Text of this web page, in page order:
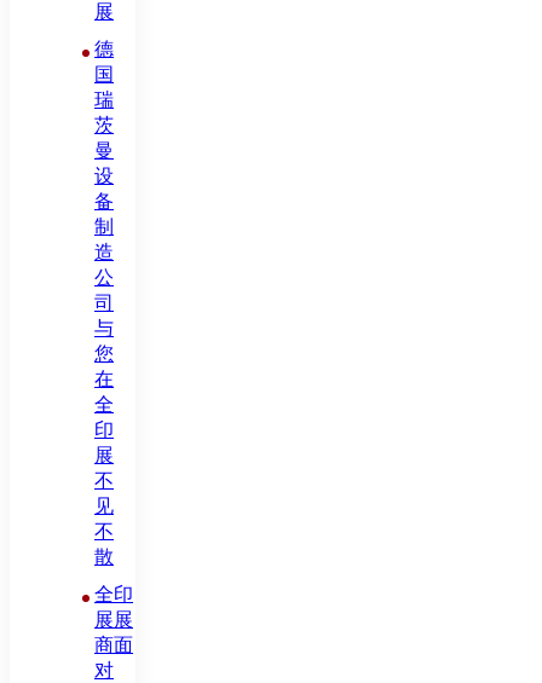
展
德
国
瑞
茨
曼
设
备
制
造
公
司
与
您
在
全
印
展
不
见
不
散
全印
展展
商面
对